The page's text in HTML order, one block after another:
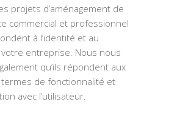
projets d’aménagement de
commercial et professionnel
à l’identité et au
entreprise. Nous nous
qu’ils répondent aux
de fonctionnalité et
avec l’utilisateur.